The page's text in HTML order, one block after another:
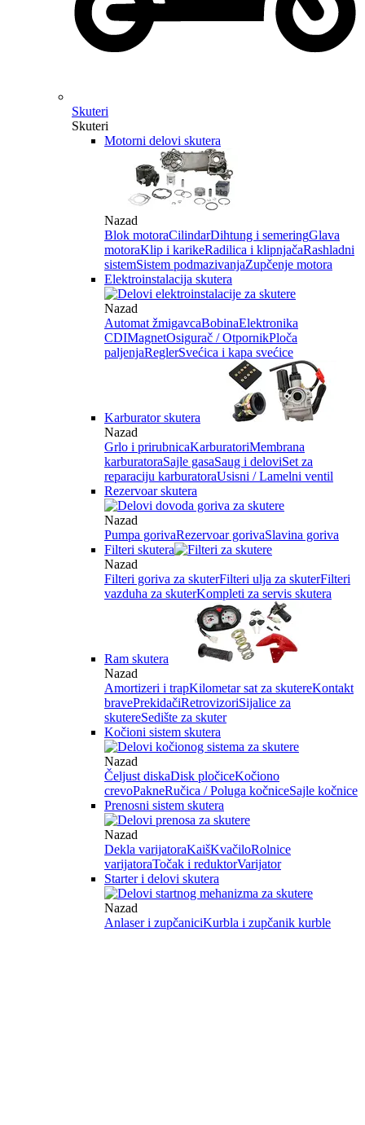
Skuteri
Skuteri
Motorni delovi skutera
Nazad
Blok motoraCilindarDihtung i semeringGlava
motoraKlip i karikeRadilica i klipnjačaRashladni
sistemSistem podmazivanjaZupčenje motora
Elektroinstalacija skutera
Nazad
Automat žmigavcaBobinaElektronika
CDIMagnetOsigurač / OtpornikPloča
paljenjaReglerSvećica i kapa svećice
Karburator skutera
Nazad
Grlo i prirubnicaKarburatoriMembrana
karburatoraSajle gasaSaug i deloviSet za
reparaciju karburatoraUsisni / Lamelni ventil
Rezervoar skutera
Nazad
Pumpa gorivaRezervoar gorivaSlavina goriva
Filteri skutera
Nazad
Filteri goriva za skuterFilteri ulja za skuterFilteri
vazduha za skuterKompleti za servis skutera
Ram skutera
Nazad
Amortizeri i trapKilometar sat za skutereKontakt
bravePrekidačiRetrovizoriSijalice za
skutereSedište za skuter
Kočioni sistem skutera
Nazad
Čeljust diskaDisk pločiceKočiono
crevoPakneRučica / Poluga kočniceSajle kočnice
Prenosni sistem skutera
Nazad
Dekla varijatoraKaišKvačiloRolnice
varijatoraTočak i reduktorVarijator
Starter i delovi skutera
Nazad
Anlaser i zupčaniciKurbla i zupčanik kurble